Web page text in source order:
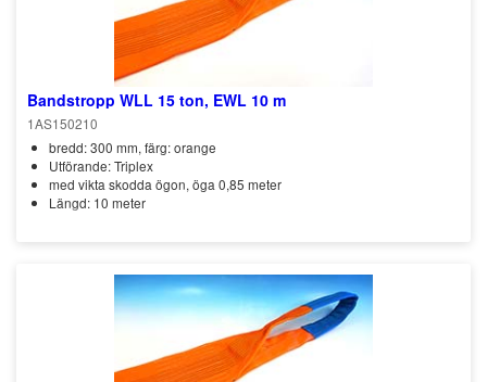
Bandstropp WLL 15 ton, EWL 10 m
1AS150210
bredd: 300 mm, färg: orange
Utförande: Triplex
med vikta skodda ögon, öga 0,85 meter
Längd: 10 meter